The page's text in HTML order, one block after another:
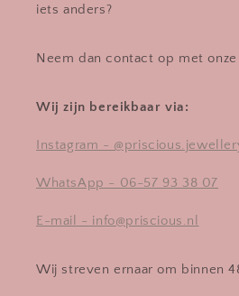
iets anders?
Neem dan contact op met
Wij zijn bereikbaar via:
Instagram -
WhatsApp - 06-57 93 38 07
E-mail - info@priscious.nl
Wij streven ernaar om binnen